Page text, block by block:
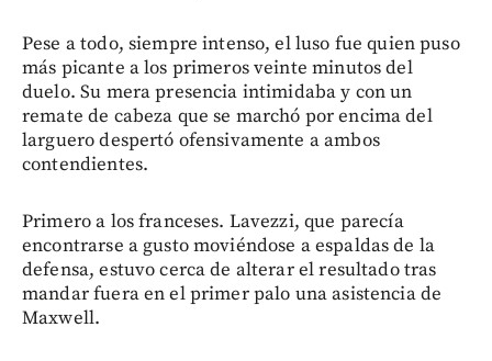
Pese a todo, siempre intenso, el luso fue quien puso
más picante a los primeros veinte minutos del
duelo. Su mera presencia intimidaba y con un
remate de cabeza que se marchó por encima del
larguero despertó ofensivamente a ambos
contendientes.
Primero a los franceses. Lavezzi, que parecía
encontrarse a gusto moviéndose a espaldas de la
defensa, estuvo cerca de alterar el resultado tras
mandar fuera en el primer palo una asistencia de
Maxwell.